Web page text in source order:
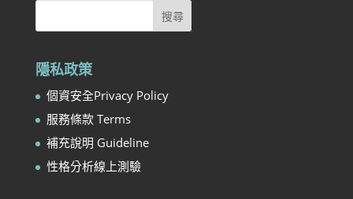
隱私政策
個資安全Privacy Policy
服務條款 Terms
補充說明 Guideline
性格分析線上測驗